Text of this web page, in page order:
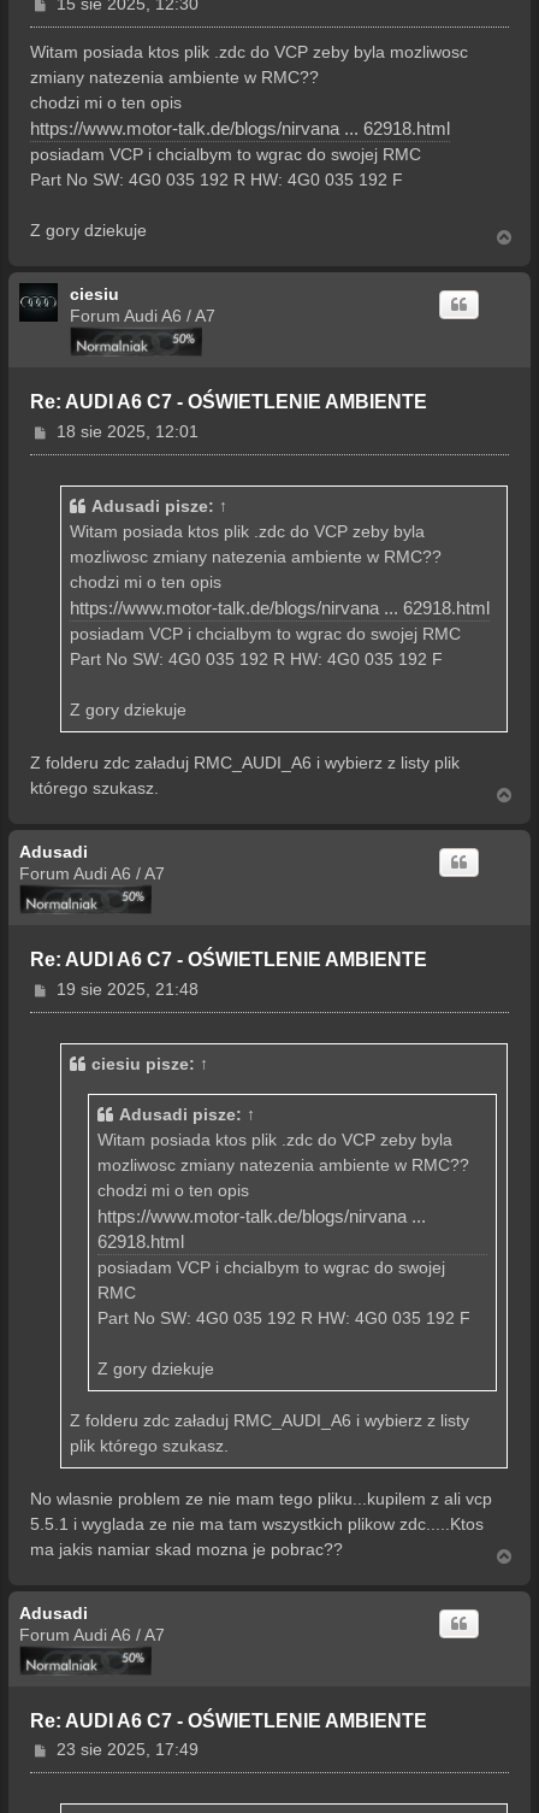
o
s
t
Witam posiada ktos plik .zdc do VCP zeby byla mozliwosc
zmiany natezenia ambiente w RMC??
chodzi mi o ten opis
https://www.motor-talk.de/blogs/nirvana ... 62918.html
posiadam VCP i chcialbym to wgrac do swojej RMC
Part No SW: 4G0 035 192 R HW: 4G0 035 192 F
Z gory dziekuje
g
ciesiu
Forum Audi A6 / A7
Re: AUDI A6 C7 - OŚWIETLENIE AMBIENTE
P
o
18 sie 2025, 12:01
Adusadi pisze: ↑
Witam posiada ktos plik .zdc do VCP zeby byla
mozliwosc zmiany natezenia ambiente w RMC??
chodzi mi o ten opis
https://www.motor-talk.de/blogs/nirvana ... 62918.html
posiadam VCP i chcialbym to wgrac do swojej RMC
Part No SW: 4G0 035 192 R HW: 4G0 035 192 F
Z gory dziekuje
Z folderu zdc załaduj RMC_AUDI_A6 i wybierz z listy plik
którego szukasz.
g
Adusadi
Forum Audi A6 / A7
Re: AUDI A6 C7 - OŚWIETLENIE AMBIENTE
P
o
19 sie 2025, 21:48
ciesiu pisze: ↑
Adusadi pisze: ↑
Witam posiada ktos plik .zdc do VCP zeby byla
mozliwosc zmiany natezenia ambiente w RMC??
chodzi mi o ten opis
https://www.motor-talk.de/blogs/nirvana ...
62918.html
posiadam VCP i chcialbym to wgrac do swojej
RMC
Part No SW: 4G0 035 192 R HW: 4G0 035 192 F
Z gory dziekuje
Z folderu zdc załaduj RMC_AUDI_A6 i wybierz z listy
plik którego szukasz.
No wlasnie problem ze nie mam tego pliku...kupilem z ali vcp
5.5.1 i wyglada ze nie ma tam wszystkich plikow zdc.....Ktos
ma jakis namiar skad mozna je pobrac??
g
Adusadi
Forum Audi A6 / A7
Re: AUDI A6 C7 - OŚWIETLENIE AMBIENTE
P
o
23 sie 2025, 17:49